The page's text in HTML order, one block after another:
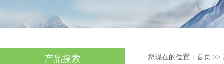
产品搜索 您现在的位置： 首页 >>